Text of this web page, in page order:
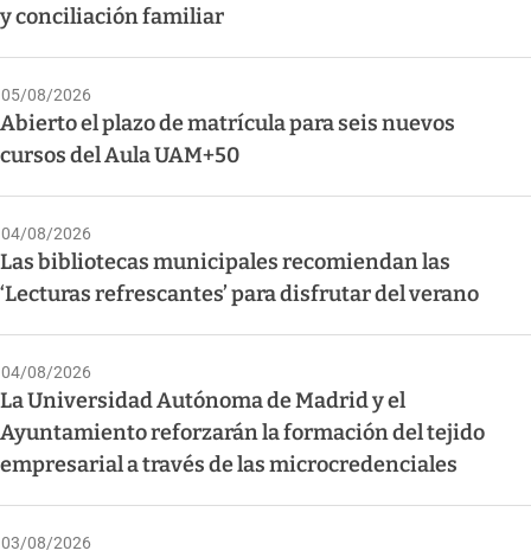
y conciliación familiar
05/08/2026
Abierto el plazo de matrícula para seis nuevos
cursos del Aula UAM+50
04/08/2026
Las bibliotecas municipales recomiendan las
‘Lecturas refrescantes’ para disfrutar del verano
04/08/2026
La Universidad Autónoma de Madrid y el
Ayuntamiento reforzarán la formación del tejido
empresarial a través de las microcredenciales
03/08/2026